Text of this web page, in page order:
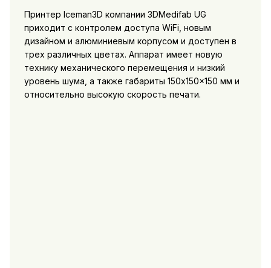
Принтер Iceman3D компании 3DMedifab UG
приходит с контролем доступа WiFi, новым
дизайном и алюминиевым корпусом и доступен в
трех различных цветах. Аппарат имеет новую
технику механического перемещения и низкий
уровень шума, а также габариты 150x150x150 мм и
относительно высокую скорость печати.